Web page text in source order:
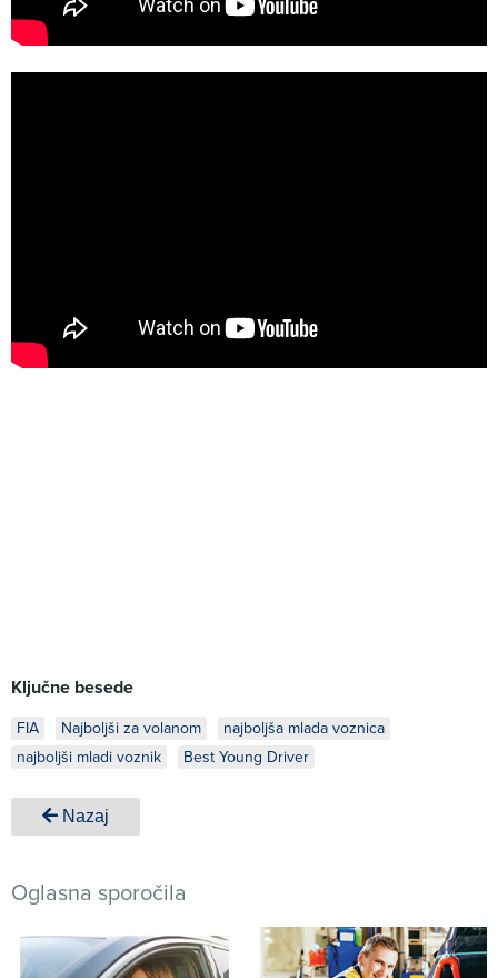
Ključne besede
FIA Najboljši za volanom
najboljša mlada voznica
najboljši mladi voznik
Best Young Driver
Nazaj
Oglasna sporočila